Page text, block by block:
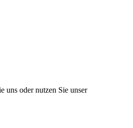
uns oder nutzen Sie unser